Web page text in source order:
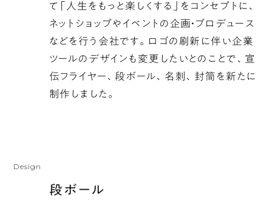
て「人生をもっと楽しくする」をコンセプトに、
ネットショップやイベントの企画・プロデュース
などを行う会社です。ロゴの刷新に伴い企業
ツールのデザインも変更したいとのことで、宣
伝フライヤー、段ボール、名刺、封筒を新たに
制作しました。
Design
段ボール